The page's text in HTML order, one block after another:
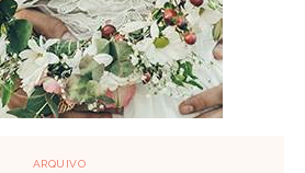
ARQUIVO